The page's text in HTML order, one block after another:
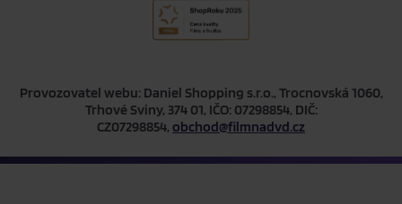
Provozovatel webu: Daniel Shopping s.r.o., Trocnovská 1060,
Trhové Sviny, 374 01, IČO: 07298854, DIČ:
CZ07298854, obchod@filmnadvd.cz